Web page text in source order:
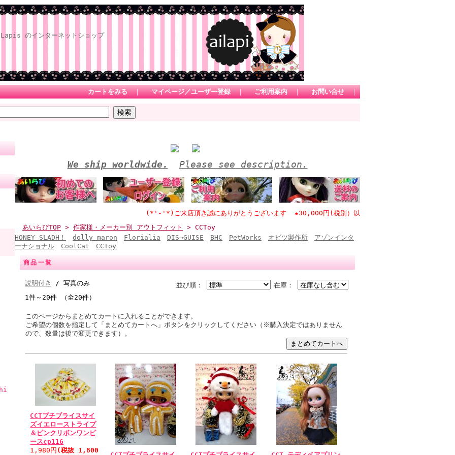
のインターネットショップ
カートをみる ｜ マイページ／ユーザー登録 ｜ ご利用案内 ｜ お問い合せ ｜
We ship worldwide. Please see description.
(*'-'*)ご来店頂き誠にありがとうございます ★30,000円(税別）以上のお買い物で日本国内送料無料 *1カート
あいらぴTOP > 作家様・メーカー別 アウトフィット
> CCToy
HONEY SLADH！
dolly_maron Florialia DIS→GUISE BHC PetWorks オビツ製作所
アゾンインタ
ーナショナル
CoolCat CCToy
商品一覧
在庫：
並び順：
説明付き
/ 写真のみ
1件～20件 （全20件）
このページからまとめてカートに入れることができます。
ご希望の個数を指定して「まとめてカートへ」ボタンをクリックしてください（※購入決定ではありません
ので、数量は後で変更できます）。
CCTプチブライスサイ
ズイエローストライプ
＆ピンクリボンワンピ
ースcp116
1,980円 (税抜 1,800